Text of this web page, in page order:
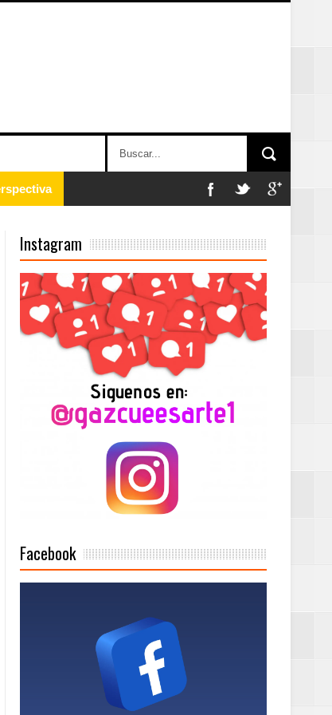
clausura
Café
Santo
Instagram
Facebook